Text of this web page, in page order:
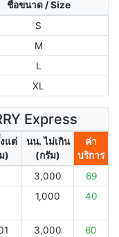
ชื่อขนาด / Size
S
M
L
XL
Express
แต่
)
นน. ไม่เกิน
(กรัม)
ค่า
บริการ
3,000
69
1,000 40
3,000 60